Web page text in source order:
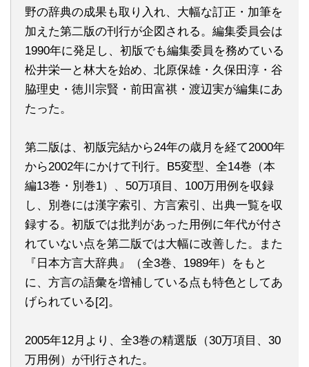
野の辞典の成果も取り入れ、大幅な訂正・加筆を
加えた第二版の刊行が企図される。編集委員会は
1990年に発足し、初版でも編集委員を務めている
松井栄一と林大を始め、北原保雄・久保田淳・谷
脇理史・徳川宗賢・前田富祺・渡辺実が編集にあ
たった。
第二版は、初版完結から24年の歳月を経て2000年
から2002年にかけて刊行。B5変型、全14巻（本
編13巻・別巻1）、50万項目、100万用例を収録
し、別巻には漢字索引、方言索引、出典一覧を収
録する。初版では批判があった用例に年代が付さ
れていない点を第二版では大幅に改善した。また
『日本方言大辞典』（全3巻、1989年）をもと
に、方言の語彙を増補している点も特色としてあ
げられている[2]。
2005年12月より、全3巻の精選版（30万項目、30
万用例）が刊行された。